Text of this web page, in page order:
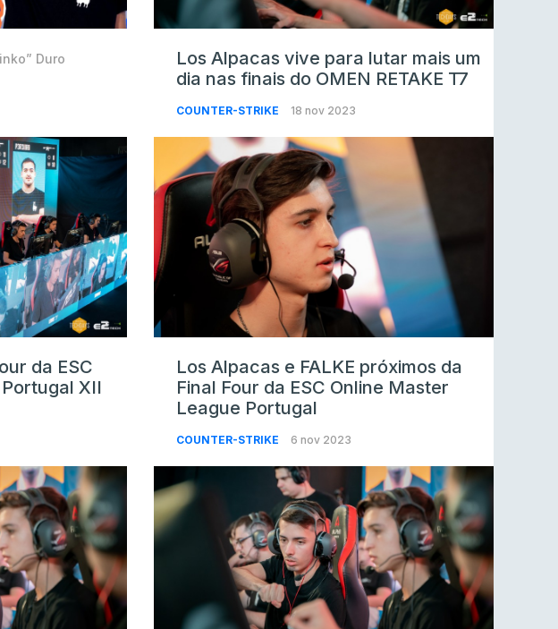
Duro
Los Alpacas vive para lutar mais um
dia nas finais do OMEN RETAKE T7
COUNTER-STRIKE 18 nov 2023
da ESC
XII
Los Alpacas e FALKE próximos da
Final Four da ESC Online Master
League Portugal
COUNTER-STRIKE 6 nov 2023